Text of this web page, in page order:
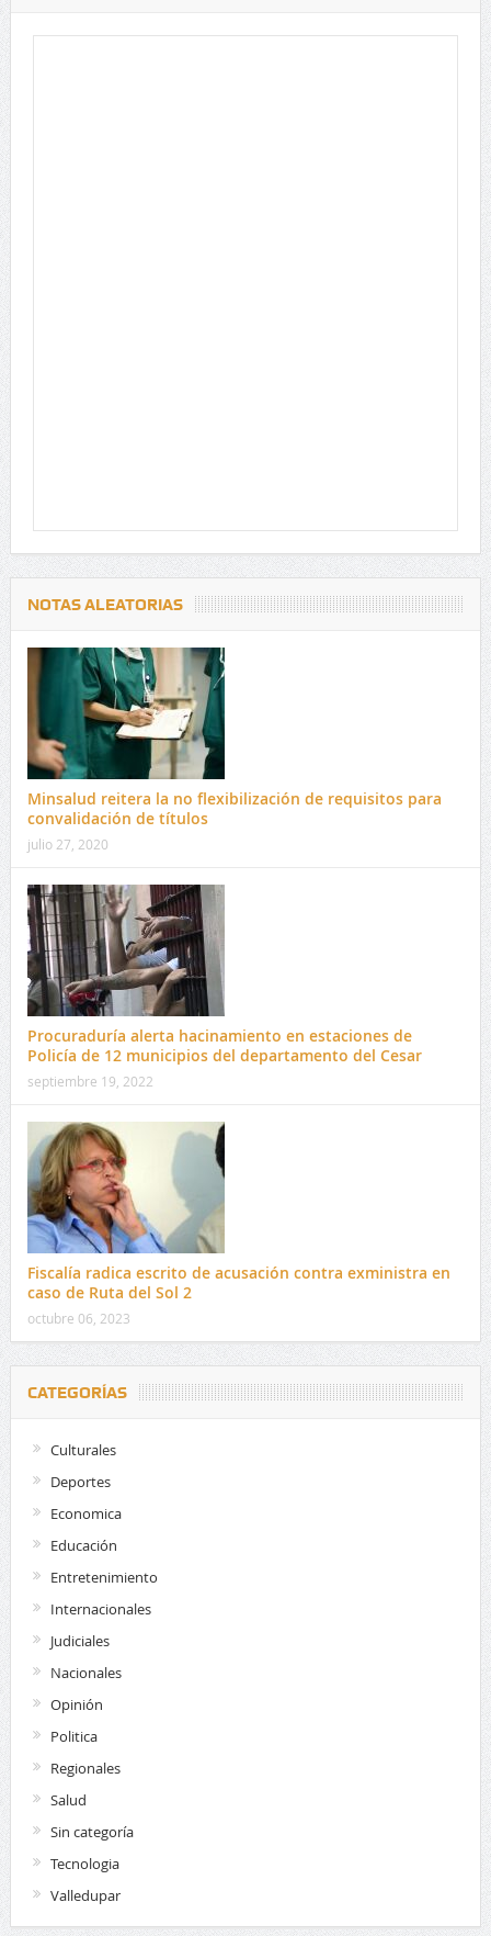
NOTAS ALEATORIAS
Minsalud reitera la no flexibilización de requisitos para
convalidación de títulos
julio 27, 2020
Procuraduría alerta hacinamiento en estaciones de
Policía de 12 municipios del departamento del Cesar
septiembre 19, 2022
Fiscalía radica escrito de acusación contra exministra en
caso de Ruta del Sol 2
octubre 06, 2023
CATEGORÍAS
Culturales
Deportes
Economica
Educación
Entretenimiento
Internacionales
Judiciales
Nacionales
Opinión
Politica
Regionales
Salud
Sin categoría
Tecnologia
Valledupar